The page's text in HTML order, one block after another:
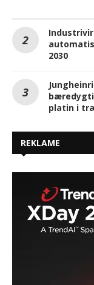
2030
platin i
REKLAME